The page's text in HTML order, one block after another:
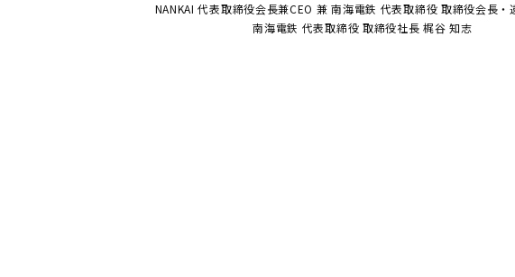
NANKAI 代表取締役会長兼CEO 兼 南海電鉄 代表取締役 取締役会長・
南海電鉄 代表取締役 取締役社長 梶谷 知志